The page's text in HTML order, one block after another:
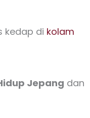
kedap di kolam
Jepang dan